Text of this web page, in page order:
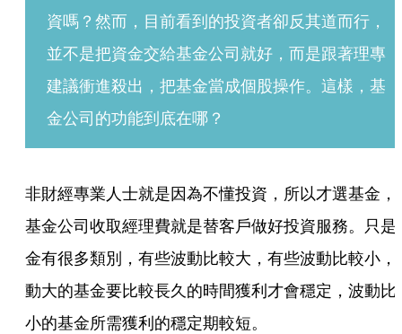
資嗎？然而，目前看到的投資者卻反其道而行，
並不是把資金交給基金公司就好，而是跟著理專
建議衝進殺出，把基金當成個股操作。這樣，基
金公司的功能到底在哪？
非財經專業人士就是因為不懂投資，所以才選基金，
基金公司收取經理費就是替客戶做好投資服務。只是
金有很多類別，有些波動比較大，有些波動比較小，
動大的基金要比較長久的時間獲利才會穩定，波動比
小的基金所需獲利的穩定期較短。